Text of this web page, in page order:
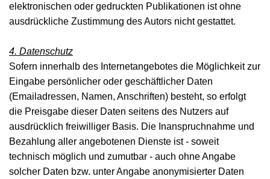
elektronischen oder gedruckten Publikationen ist ohne
ausdrückliche Zustimmung des Autors nicht gestattet.
4. Datenschutz
Sofern innerhalb des Internetangebotes die Möglichkeit zur
Eingabe persönlicher oder geschäftlicher Daten
(Emailadressen, Namen, Anschriften) besteht, so erfolgt
die Preisgabe dieser Daten seitens des Nutzers auf
ausdrücklich freiwilliger Basis. Die Inanspruchnahme und
Bezahlung aller angebotenen Dienste ist - soweit
technisch möglich und zumutbar - auch ohne Angabe
solcher Daten bzw. unter Angabe anonymisierter Daten